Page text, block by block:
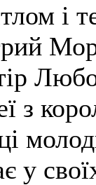
і
з
у